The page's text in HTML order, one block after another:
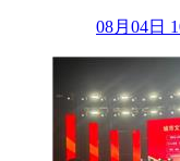
08月04日